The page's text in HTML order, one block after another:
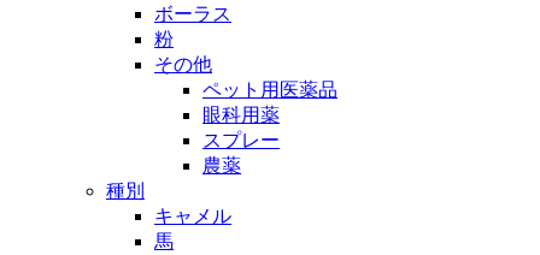
ボーラス
粉
その他
ペット用医薬品
眼科用薬
スプレー
農薬
種別
キャメル
馬